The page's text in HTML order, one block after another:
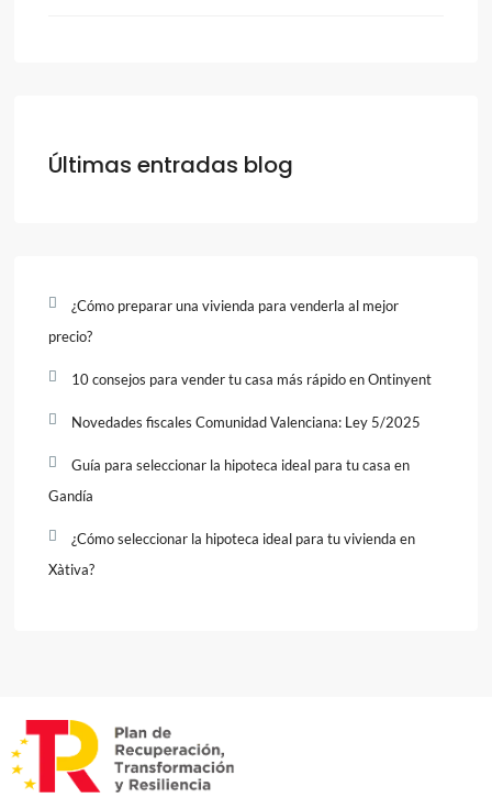
Últimas entradas blog
¿Cómo preparar una vivienda para venderla al mejor
precio?
10 consejos para vender tu casa más rápido en Ontinyent
Novedades fiscales Comunidad Valenciana: Ley 5/2025
Guía para seleccionar la hipoteca ideal para tu casa en
Gandía
¿Cómo seleccionar la hipoteca ideal para tu vivienda en
Xàtiva?